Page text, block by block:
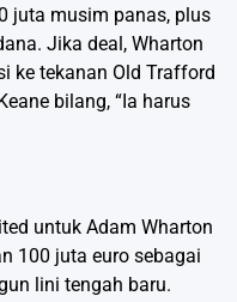
juta musim panas, plus
Jika deal, Wharton
ke tekanan Old Trafford
bilang, “Ia harus
untuk Adam Wharton
100 juta euro sebagai
lini tengah baru.